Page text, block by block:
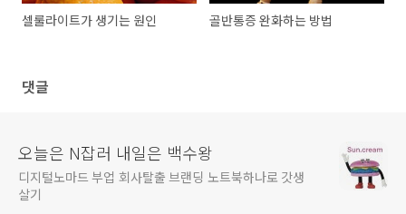
셀룰라이트가 생기는 원인 골반통증 완화하는 방법
댓글
오늘은 N잡러 내일은 백수왕
디지털노마드 부업 회사탈출 브랜딩 노트북하나로 갓생
살기